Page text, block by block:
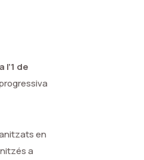
de
en
a